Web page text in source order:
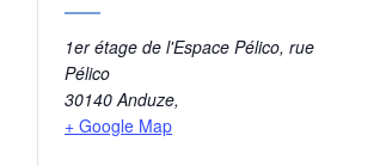
1er étage de l'Espace Pélico, rue
Pélico
30140 Anduze,
+ Google Map